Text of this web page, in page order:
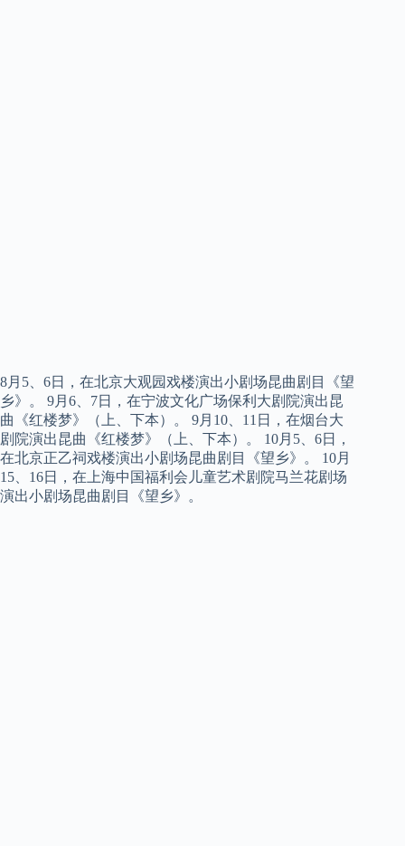
8月5、6日，在北京大观园戏楼演出小剧场昆曲剧目《望
乡》。 9月6、7日，在宁波文化广场保利大剧院演出昆
曲《红楼梦》（上、下本）。 9月10、11日，在烟台大
剧院演出昆曲《红楼梦》（上、下本）。 10月5、6日，
在北京正乙祠戏楼演出小剧场昆曲剧目《望乡》。 10月
15、16日，在上海中国福利会儿童艺术剧院马兰花剧场
演出小剧场昆曲剧目《望乡》。